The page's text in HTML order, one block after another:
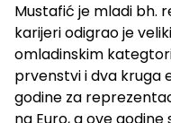
Mustafić je mladi bh.
karijeri odigrao je
omladinskim
prvenstvi i dva kruga
godine za